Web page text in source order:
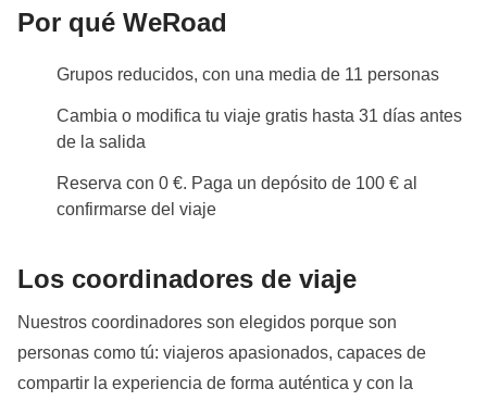
Por qué WeRoad
Grupos reducidos, con una media de 11 personas
Cambia o modifica tu viaje gratis hasta 31 días antes
de la salida
Reserva con 0 €. Paga un depósito de 100 € al
confirmarse del viaje
Los coordinadores de viaje
Nuestros coordinadores son elegidos porque son
personas como tú: viajeros apasionados, capaces de
compartir la experiencia de forma auténtica y con la